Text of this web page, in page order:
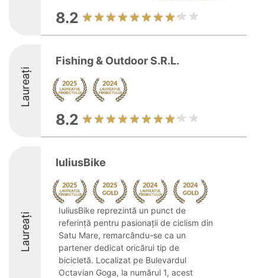
8.2
Laureați
Fishing & Outdoor S.R.L.
8.2
Laureați
IuliusBike
IuliusBike reprezintă un punct de
referință pentru pasionații de ciclism din
Satu Mare, remarcându-se ca un
partener dedicat oricărui tip de
bicicletă. Localizat pe Bulevardul
Octavian Goga, la numărul 1, acest